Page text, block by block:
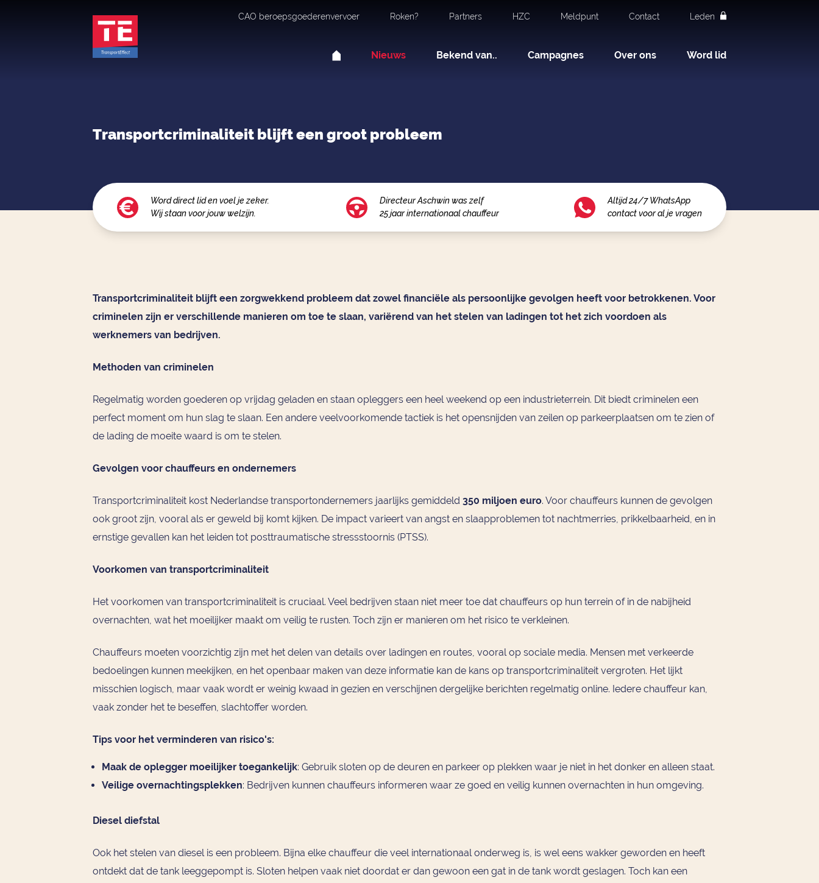
CAO beroepsgoederenvervoer Roken? Partners HZC Meldpunt Contact Leden
Nieuws Bekend van.. Campagnes Over ons Word lid
Transportcriminaliteit blijft een groot probleem
Word direct lid en voel je zeker.
Wij staan voor jouw welzijn.
Directeur Aschwin was zelf
25 jaar internationaal chauffeur
Altijd 24/7 WhatsApp
contact voor al je vragen
Transportcriminaliteit blijft een zorgwekkend probleem dat zowel financiële als persoonlijke gevolgen heeft voor betrokkenen. Voor
criminelen zijn er verschillende manieren om toe te slaan, variërend van het stelen van ladingen tot het zich voordoen als
werknemers van bedrijven.
Methoden van criminelen
Regelmatig worden goederen op vrijdag geladen en staan opleggers een heel weekend op een industrieterrein. Dit biedt criminelen een
perfect moment om hun slag te slaan. Een andere veelvoorkomende tactiek is het opensnijden van zeilen op parkeerplaatsen om te zien of
de lading de moeite waard is om te stelen.
Gevolgen voor chauffeurs en ondernemers
Transportcriminaliteit kost Nederlandse transportondernemers jaarlijks gemiddeld 350 miljoen euro. Voor chauffeurs kunnen de gevolgen
ook groot zijn, vooral als er geweld bij komt kijken. De impact varieert van angst en slaapproblemen tot nachtmerries, prikkelbaarheid, en in
ernstige gevallen kan het leiden tot posttraumatische stressstoornis (PTSS).
Voorkomen van transportcriminaliteit
Het voorkomen van transportcriminaliteit is cruciaal. Veel bedrijven staan niet meer toe dat chauffeurs op hun terrein of in de nabijheid
overnachten, wat het moeilijker maakt om veilig te rusten. Toch zijn er manieren om het risico te verkleinen.
Chauffeurs moeten voorzichtig zijn met het delen van details over ladingen en routes, vooral op sociale media. Mensen met verkeerde
bedoelingen kunnen meekijken, en het openbaar maken van deze informatie kan de kans op transportcriminaliteit vergroten. Het lijkt
misschien logisch, maar vaak wordt er weinig kwaad in gezien en verschijnen dergelijke berichten regelmatig online. Iedere chauffeur kan,
vaak zonder het te beseffen, slachtoffer worden.
Tips voor het verminderen van risico's:
Maak de oplegger moeilijker toegankelijk: Gebruik sloten op de deuren en parkeer op plekken waar je niet in het donker en alleen staat.
Veilige overnachtingsplekken: Bedrijven kunnen chauffeurs informeren waar ze goed en veilig kunnen overnachten in hun omgeving.
Diesel diefstal
Ook het stelen van diesel is een probleem. Bijna elke chauffeur die veel internationaal onderweg is, is wel eens wakker geworden en heeft
ontdekt dat de tank leeggepompt is. Sloten helpen vaak niet doordat er dan gewoon een gat in de tank wordt geslagen. Toch kan een